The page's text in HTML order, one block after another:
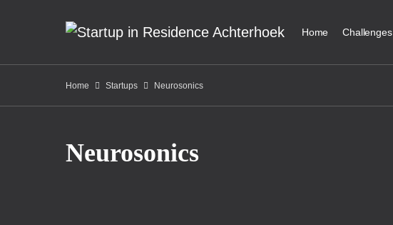
Home Challenges
Home Startups Neurosonics
Neurosonics